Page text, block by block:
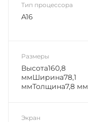
Тип процессора
A16
Размеры
Высота160,8
ммШирина78,1
ммТолщина7,8 мм
Экран